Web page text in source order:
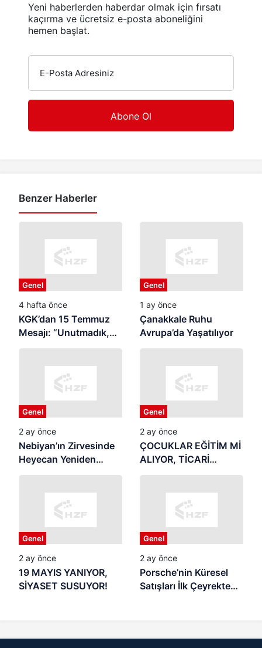
Yeni haberlerden haberdar olmak için fırsatı
kaçırma ve ücretsiz e-posta aboneliğini
hemen başlat.
E-Posta Adresiniz
Benzer Haberler
Genel
4 hafta önce
KGK’dan 15 Temmuz
Mesajı: “Unutmadık,
Unutturmayacağız”
Genel
1 ay önce
Çanakkale Ruhu
Avrupa’da Yaşatılıyor
Genel
2 ay önce
Nebiyan’ın Zirvesinde
Heyecan Yeniden
Başlıyor
Genel
2 ay önce
ÇOCUKLAR EĞİTİM Mİ
ALIYOR, TİCARİ
REKLAMIN
OLUYOR? Yaz Tatili
Başladı: Samsun’da
Veliler Endişeli,
Denetim Nerede?
Genel
2 ay önce
19 MAYIS YANIYOR,
SİYASET SUSUYOR!
Genel
2 ay önce
Porsche’nin Küresel
Satışları İlk Çeyrekte